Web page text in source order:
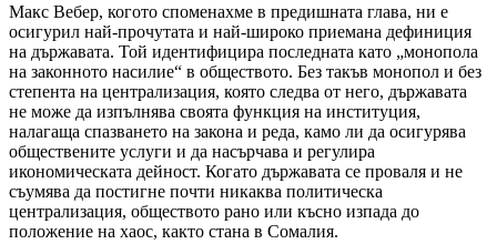
Макс Вебер, когото споменахме в предишната глава, ни е
осигурил най-прочутата и най-широко приемана дефиниция
на държавата. Той идентифицира последната като „монопола
на законното насилие“ в обществото. Без такъв монопол и без
степента на централизация, която следва от него, държавата
не може да изпълнява своята функция на институция,
налагаща спазването на закона и реда, камо ли да осигурява
обществените услуги и да насърчава и регулира
икономическата дейност. Когато държавата се проваля и не
съумява да постигне почти никаква политическа
централизация, обществото рано или късно изпада до
положение на хаос, както стана в Сомалия.